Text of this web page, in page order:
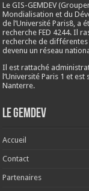
Le GIS-GEMDEV
Mondialisation et du
de l’Université Paris8, a
recherche FED 4244. Il
recherche de différentes
devenu un réseau
Il est rattaché
l’Université Paris 1 et est
Nanterre.
Le Gemdev
Accueil
Contact
Partenaires